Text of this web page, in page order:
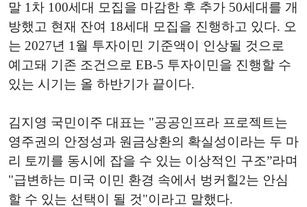
말 1차 100세대 모집을 마감한 후 추가 50세대를 개
방했고 현재 잔여 18세대 모집을 진행하고 있다. 오
는 2027년 1월 투자이민 기준액이 인상될 것으로
예고돼 기존 조건으로 EB-5 투자이민을 진행할 수
있는 시기는 올 하반기가 끝이다.
김지영 국민이주 대표는 "공공인프라 프로젝트는
영주권의 안정성과 원금상환의 확실성이라는 두 마
리 토끼를 동시에 잡을 수 있는 이상적인 구조”라며
"급변하는 미국 이민 환경 속에서 벙커힐2는 안심
할 수 있는 선택이 될 것"이라고 말했다.